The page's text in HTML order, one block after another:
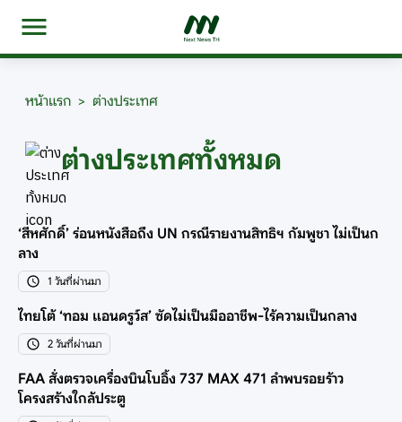
หน้าแรก > ต่างประเทศ
ต่างประเทศทั้งหมด
‘สีหศักดิ์’ ร่อนหนังสือถึง UN กรณีรายงานสิทธิฯ กัมพูชา ไม่เป็นก
ลาง
1 วันที่ผ่านมา
ไทยโต้ ‘ทอม แอนดรูว์ส’ ซัดไม่เป็นมืออาชีพ-ไร้ความเป็นกลาง
2 วันที่ผ่านมา
FAA สั่งตรวจเครื่องบินโบอิ้ง 737 MAX 471 ลำพบรอยร้าว
โครงสร้างใกล้ประตู